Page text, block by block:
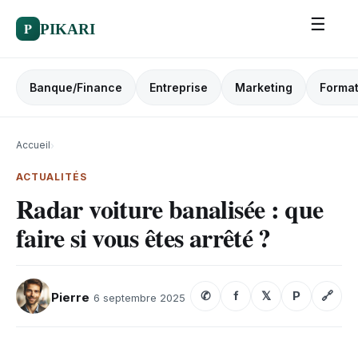
P PIKARI ☰
Banque/Finance Entreprise Marketing
Accueil›
ACTUALITÉS
Radar voiture banalisée : que
faire si vous êtes arrêté ?
Pierre 6 septembre 2025 ✆ f 𝕏 P 🔗